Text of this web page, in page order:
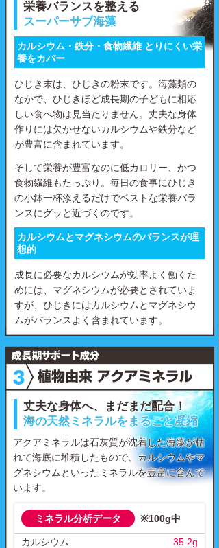
栄養バランスを整える
スーパーサブ海藻
カルシウム・鉄分・食物繊維 とりにくい栄
養をカバー
ひじき末は、ひじきの粉末です。海藻類の
なかで、ひじきほど成長期の子どもに相応
しい食べ物は見当たりません。丈夫な身体
作りには欠かせないカルシウムや鉄分など
が豊富に含まれています。
そして栄養が豊富なのに低カロリー、かつ
食物繊維もたっぷり。毎日の食事にひじき
の小鉢一杯添えるだけでベストな栄養バラ
ンスにグッと近づくのです。
カルシウムとマグネシウムのバランスが理
想的
成長に必要なカルシウムが効率よく働くた
めには、マグネシウムが必要とされていま
すが、ひじきにはカルシウムとマグネシウ
ムがバランスよく含まれています。
丈夫な身体へ、まだまだ配合！
海の天然ミネラルをまるごと凝縮
アクアミネラルは石灰質が沈着した海藻が枯
れて海底に堆積したもので、カルシウムやマ
グネシウムといったミネラルを豊富に含んで
います。
ミネラル分析データ ※100g中
カルシウム
35.2g